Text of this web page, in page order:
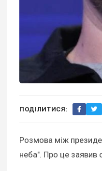
ПОДІЛИТИСЯ:
Розмова між
неба". Про це заявив